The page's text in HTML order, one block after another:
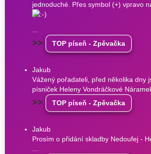
jednoduché. Přes symbol (+) vpravo
...
>> TOP píseň - Zpěvačka
Jakub
Vážený pořadateli, před několika dny
písniček Heleny Vondráčkové
>> TOP píseň - Zpěvačka
Jakub
Prosím o přidání skladby Nedoufej -
...